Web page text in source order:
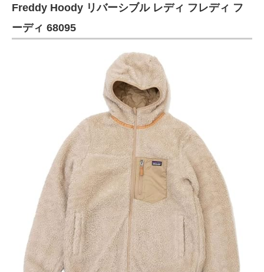
Freddy Hoody リバーシブル レディ フレディ フ
ーディ 68095